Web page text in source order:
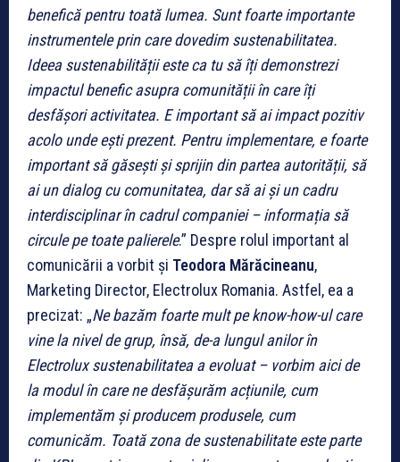
benefică pentru toată lumea. Sunt foarte importante
instrumentele prin care dovedim sustenabilitatea.
Ideea sustenabilității este ca tu să îți demonstrezi
impactul benefic asupra comunității în care îți
desfășori activitatea. E important să ai impact pozitiv
acolo unde ești prezent. Pentru implementare, e foarte
important să găsești și sprijin din partea autorității, să
ai un dialog cu comunitatea, dar să ai și un cadru
interdisciplinar în cadrul companiei – informația să
circule pe toate palierele.” Despre rolul important al
comunicării a vorbit și Teodora Mărăcineanu,
Marketing Director, Electrolux Romania. Astfel, ea a
precizat: „Ne bazăm foarte mult pe know-how-ul care
vine la nivel de grup, însă, de-a lungul anilor în
Electrolux sustenabilitatea a evoluat – vorbim aici de
la modul în care ne desfășurăm acțiunile, cum
implementăm și producem produsele, cum
comunicăm. Toată zona de sustenabilitate este parte